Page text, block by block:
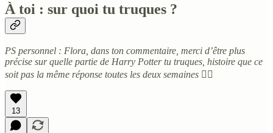
À toi : sur quoi tu truques ?
PS personnel : Flora, dans ton commentaire, merci d’être plus
précise sur quelle partie de Harry Potter tu truques, histoire que ce
soit pas la même réponse toutes les deux semaines 🧙‍♂️
13